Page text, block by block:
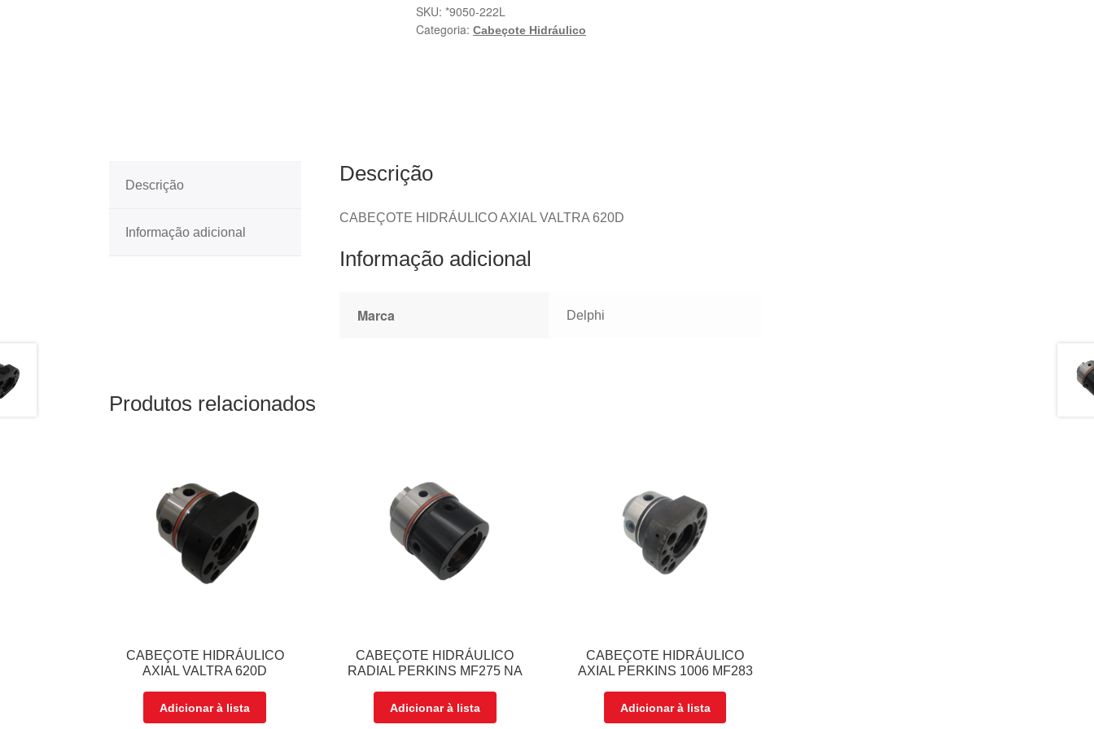
SKU: *9050-222L
Categoria: Cabeçote Hidráulico
Descrição
Informação adicional
Descrição
CABEÇOTE HIDRÁULICO AXIAL VALTRA 620D
Informação adicional
Marca Delphi
Produtos relacionados
CABEÇOTE HIDRÁULICO
AXIAL VALTRA 620D
Adicionar à lista
CABEÇOTE HIDRÁULICO
RADIAL PERKINS MF275 NA
Adicionar à lista
CABEÇOTE HIDRÁULICO
AXIAL PERKINS 1006 MF283
Adicionar à lista